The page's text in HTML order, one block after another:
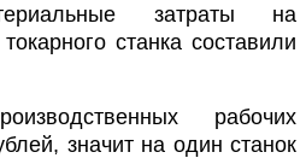
затраты на
станка составили
рабочих
значит на один станок